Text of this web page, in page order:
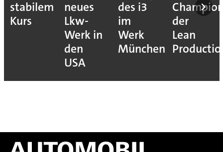
stabilem
Kurs
neues
Lkw-
Werk in
den
USA
des i3
im
Werk
München
der
Lean